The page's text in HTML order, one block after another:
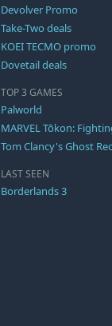
Devolver Promo
Take-Two deals
KOEI TECMO promo
Dovetail deals
TOP 3 GAMES
Palworld
MARVEL Tōkon:
Tom Clancy's Ghost
LAST SEEN
Borderlands 3